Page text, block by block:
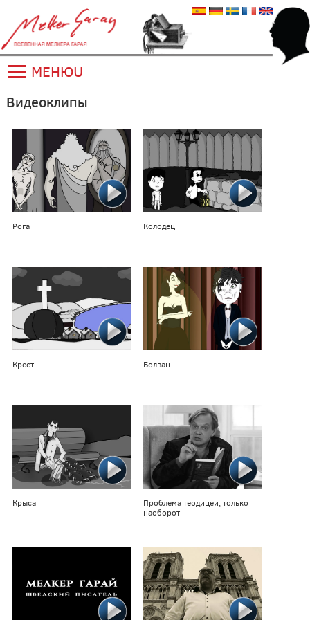
МЕНЮU
Видеоклипы
Pогa Колодец
Крест Болван
Крыса
Проблема теодицеи, только
наоборот